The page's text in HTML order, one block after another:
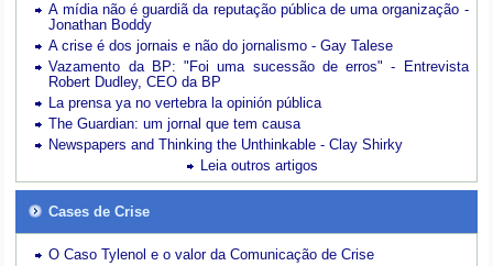
A mídia não é guardiã da reputação pública de uma organização -
Jonathan Boddy
A crise é dos jornais e não do jornalismo - Gay Talese
Vazamento da BP: "Foi uma sucessão de erros" - Entrevista
Robert Dudley, CEO da BP
La prensa ya no vertebra la opinión pública
The Guardian: um jornal que tem causa
Newspapers and Thinking the Unthinkable - Clay Shirky
Leia outros artigos
Cases de Crise
O Caso Tylenol e o valor da Comunicação de Crise